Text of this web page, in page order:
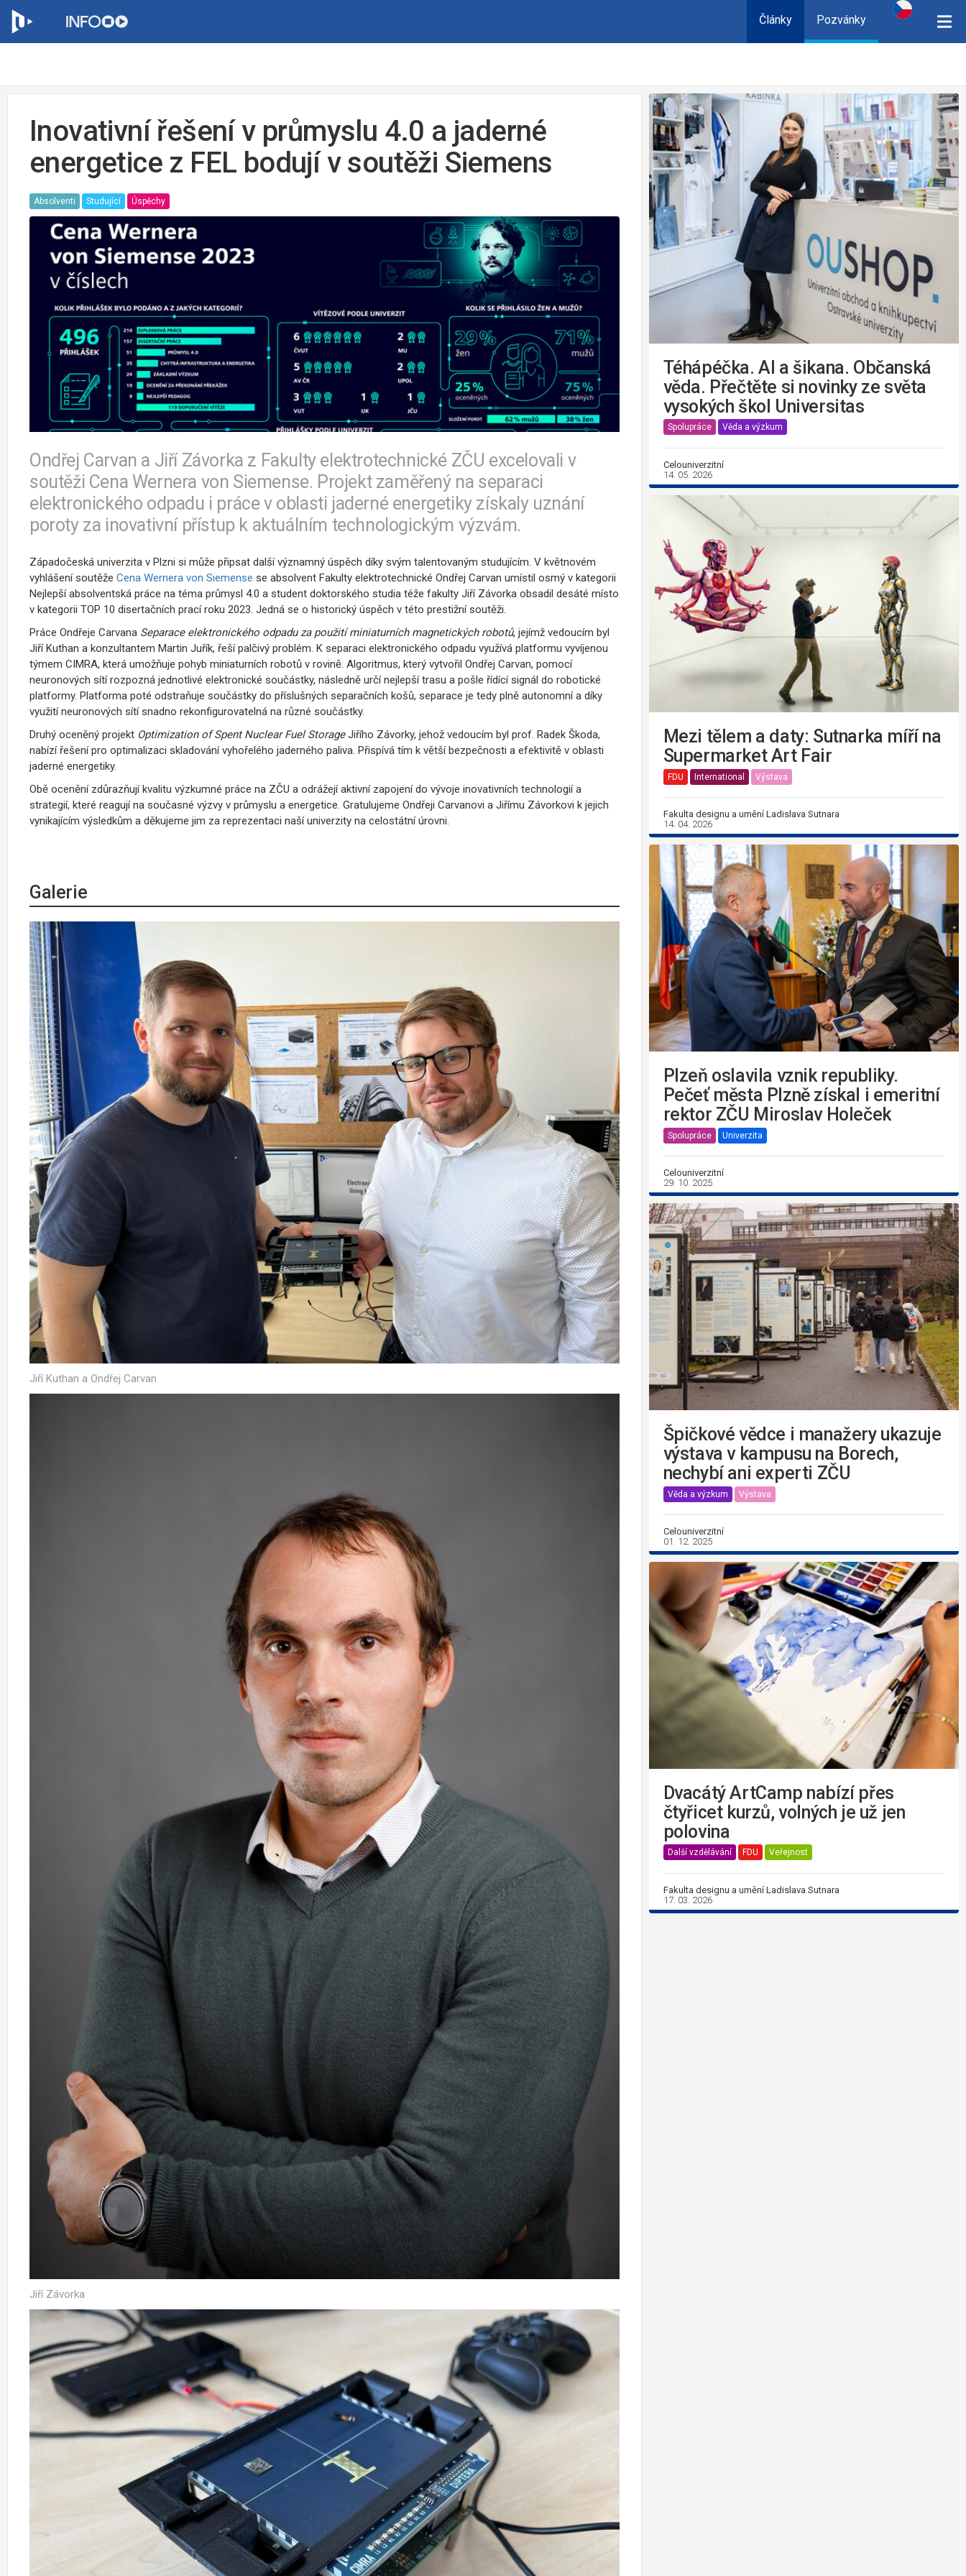
Články Pozvánky
Inovativní řešení v průmyslu 4.0 a jaderné
energetice z FEL bodují v soutěži Siemens
Absolventi Studující Úspěchy
Ondřej Carvan a Jiří Závorka z Fakulty elektrotechnické ZČU excelovali v
soutěži Cena Wernera von Siemense. Projekt zaměřený na separaci
elektronického odpadu i práce v oblasti jaderné energetiky získaly uznání
poroty za inovativní přístup k aktuálním technologickým výzvám.
Západočeská univerzita v Plzni si může připsat další významný úspěch díky svým talentovaným studujícím. V květnovém
vyhlášení soutěže Cena Wernera von Siemense se absolvent Fakulty elektrotechnické Ondřej Carvan umístil osmý v kategorii
Nejlepší absolventská práce na téma průmysl 4.0 a student doktorského studia téže fakulty Jiří Závorka obsadil desáté místo
v kategorii TOP 10 disertačních prací roku 2023. Jedná se o historický úspěch v této prestižní soutěži.
Práce Ondřeje Carvana Separace elektronického odpadu za použití miniaturních magnetických robotů, jejímž vedoucím byl
Jiří Kuthan a konzultantem Martin Juřík, řeší palčivý problém. K separaci elektronického odpadu využívá platformu vyvíjenou
týmem CIMRA, která umožňuje pohyb miniaturních robotů v rovině. Algoritmus, který vytvořil Ondřej Carvan, pomocí
neuronových sítí rozpozná jednotlivé elektronické součástky, následně určí nejlepší trasu a pošle řídící signál do robotické
platformy. Platforma poté odstraňuje součástky do příslušných separačních košů, separace je tedy plně autonomní a díky
využití neuronových sítí snadno rekonfigurovatelná na různé součástky.
Druhý oceněný projekt Optimization of Spent Nuclear Fuel StorageJiřího Závorky, jehož vedoucím byl prof. Radek Škoda,
nabízí řešení pro optimalizaci skladování vyhořelého jaderného paliva. Přispívá tím k větší bezpečnosti a efektivitě v oblasti
jaderné energetiky.
Obě ocenění zdůrazňují kvalitu výzkumné práce na ZČU a odrážejí aktivní zapojení do vývoje inovativních technologií a
strategií, které reagují na současné výzvy v průmyslu a energetice. Gratulujeme Ondřeji Carvanovi a Jiřímu Závorkovi k jejich
vynikajícím výsledkům a děkujeme jim za reprezentaci naší univerzity na celostátní úrovni.
Galerie
Jiří Kuthan a Ondřej Carvan
Jiří Závorka
Téhápéčka. AI a šikana. Občanská
věda. Přečtěte si novinky ze světa
vysokých škol Universitas
Spolupráce Věda a výzkum
Celouniverzitní
14. 05. 2026
Mezi tělem a daty: Sutnarka míří na
Supermarket Art Fair
FDU International Výstava
Fakulta designu a umění Ladislava Sutnara
14. 04. 2026
Plzeň oslavila vznik republiky.
Pečeť města Plzně získal i emeritní
rektor ZČU Miroslav Holeček
Spolupráce Univerzita
Celouniverzitní
29. 10. 2025
Špičkové vědce i manažery ukazuje
výstava v kampusu na Borech,
nechybí ani experti ZČU
Věda a výzkum Výstava
Celouniverzitní
01. 12. 2025
Dvacátý ArtCamp nabízí přes
čtyřicet kurzů, volných je už jen
polovina
Další vzdělávání FDU Veřejnost
Fakulta designu a umění Ladislava Sutnara
17. 03. 2026